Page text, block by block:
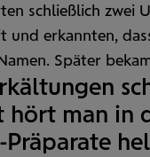
schließlich zwei
und erkannten,
Später
hört man in